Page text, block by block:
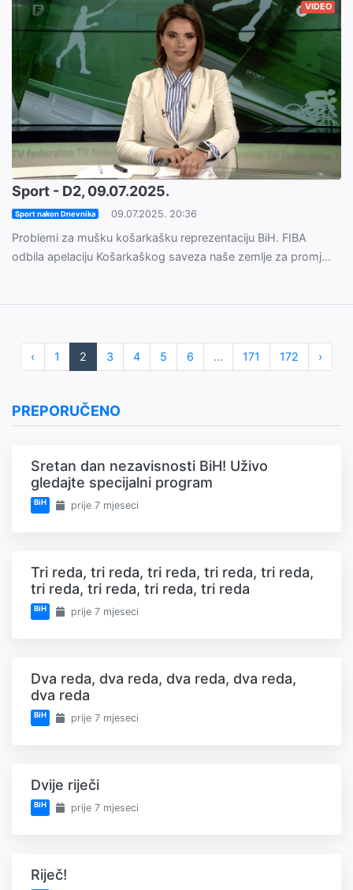
VIDEO
Sport - D2, 09.07.2025.
Sport nakon Dnevnika 09.07.2025. 20:36
Problemi za mušku košarkašku reprezentaciju BiH. FIBA
odbila apelaciju Košarkaškog saveza naše zemlje za promj...
‹ 1 2 3 4 5 6 ... 171 172 ›
PREPORUČENO
Sretan dan nezavisnosti BiH! Uživo
gledajte specijalni program
BiH prije 7 mjeseci
Tri reda, tri reda, tri reda, tri reda, tri reda,
tri reda, tri reda, tri reda, tri reda
BiH prije 7 mjeseci
Dva reda, dva reda, dva reda, dva reda,
dva reda
BiH prije 7 mjeseci
Dvije riječi
BiH prije 7 mjeseci
Riječ!